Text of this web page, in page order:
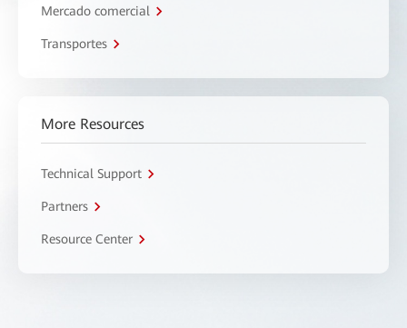
Mercado comercial
Transportes
More Resources
Technical Support
Partners
Resource Center